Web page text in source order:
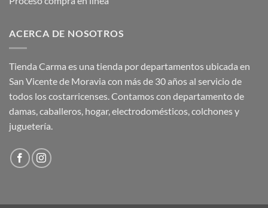
ACERCA DE NOSOTROS
Tienda Carma es una tienda por departamentos ubicada en
San Vicente de Moravia con más de 30 años al servicio de
todos los costarricenses. Contamos con departamento de
damas, caballeros, hogar, electrodomésticos, colchones y
juguetería.